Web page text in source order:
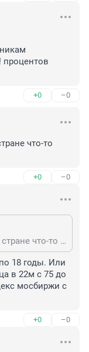
+0 –0
что-то
+0 –0
Ты хоть раз видел чтобы в нашей стране что-то дешевело?
18 годы. Или
в 22м с 75 до
мосбиржи с
+0 –0